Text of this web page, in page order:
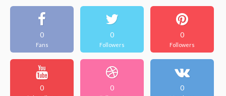
0
Fans
0
Followers
0
Followers
0 0 0